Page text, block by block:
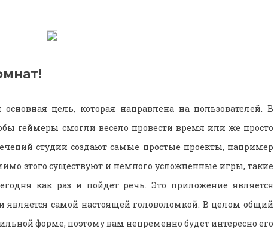
цель, которая направлена на пользователей. В
геймеры смогли весело провести время или же просто
студии создают самые простые проекты, например
этого существуют и немного усложненные игры, такие
как раз и пойдет речь. Это приложение является
самой настоящей головоломкой. В целом общий
форме, поэтому вам непременно будет интересно его